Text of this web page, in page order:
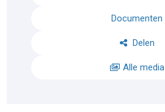
Documenten
Delen
Alle media